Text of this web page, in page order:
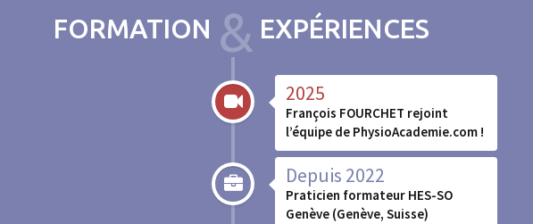
FORMATION & EXPÉRIENCES
2025
François FOURCHET rejoint
l’équipe de PhysioAcademie.com !
Depuis 2022
Praticien formateur HES-SO
Genève (Genève, Suisse)